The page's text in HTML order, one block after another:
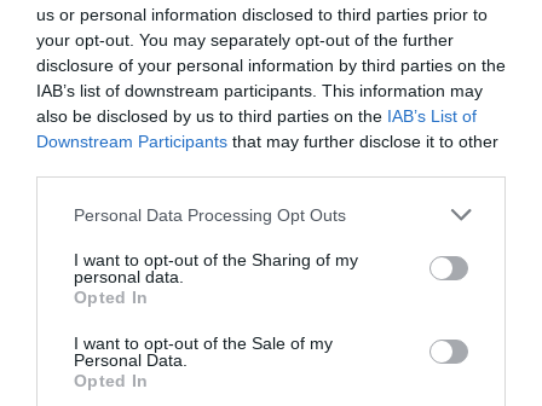
us or personal information disclosed to third parties prior to
your opt-out. You may separately opt-out of the further
disclosure of your personal information by third parties on the
IAB’s list of downstream participants. This information may
also be disclosed by us to third parties on the IAB’s List of
Downstream Participants that may further disclose it to other
Personal Data Processing Opt Outs
I want to opt-out of the Sharing of my
personal data.
Opted In
I want to opt-out of the Sale of my
Personal Data.
Opted In